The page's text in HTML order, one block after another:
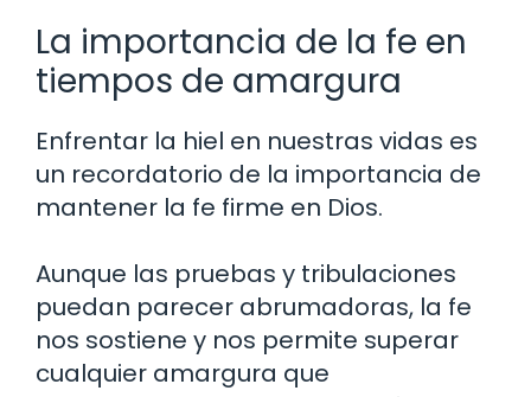
La importancia de la fe en
tiempos de amargura
Enfrentar la hiel en nuestras vidas es
un recordatorio de la importancia de
mantener la fe firme en Dios.
Aunque las pruebas y tribulaciones
puedan parecer abrumadoras, la fe
nos sostiene y nos permite superar
cualquier amargura que